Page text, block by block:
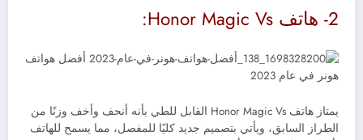
2- هاتف Honor Magic Vs:
يمتاز هاتف Honor Magic Vs القابل للطي
بأنه أنحف وأخف وزنًا من
الطراز السابق، ويأتي بتصميم جديد كليًا للمفصل، مما يسمح للهاتف